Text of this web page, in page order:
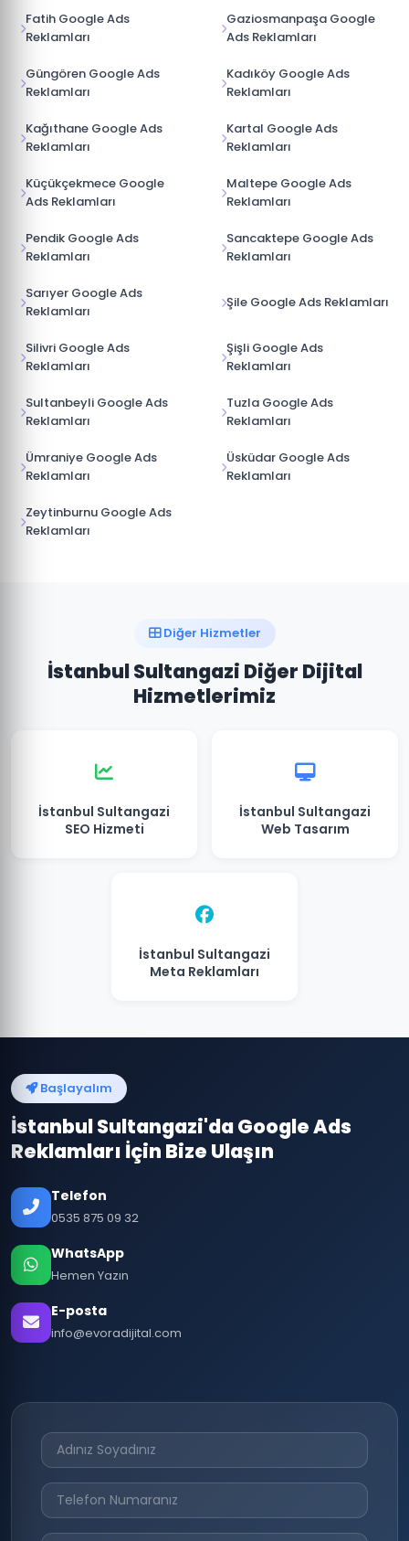
Fatih Google Ads
Reklamları
Gaziosmanpaşa Google
Ads Reklamları
Güngören Google Ads
Reklamları
Kadıköy Google Ads
Reklamları
Kağıthane Google Ads
Reklamları
Kartal Google Ads
Reklamları
Küçükçekmece Google
Ads Reklamları
Maltepe Google Ads
Reklamları
Pendik Google Ads
Reklamları
Sancaktepe Google Ads
Reklamları
Sarıyer Google Ads
Reklamları
Şile Google Ads Reklamları
Silivri Google Ads
Reklamları
Şişli Google Ads
Reklamları
Sultanbeyli Google Ads
Reklamları
Tuzla Google Ads
Reklamları
Ümraniye Google Ads
Reklamları
Üsküdar Google Ads
Reklamları
Zeytinburnu Google Ads
Reklamları
Diğer Hizmetler
İstanbul Sultangazi Diğer Dijital
Hizmetlerimiz
İstanbul Sultangazi
SEO Hizmeti
İstanbul Sultangazi
Web Tasarım
İstanbul Sultangazi
Meta Reklamları
Başlayalım
İstanbul Sultangazi'da Google Ads
Reklamları İçin Bize Ulaşın
Telefon
0535 875 09 32
WhatsApp
Hemen Yazın
E-posta
info@evoradijital.com